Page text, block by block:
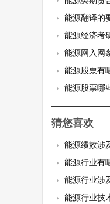
能源翻译的
能源经济考
能源网入网
能源股票有
能源股票哪
猜您喜欢
能源绩效涉
能源行业有
能源行业涉
能源行业技